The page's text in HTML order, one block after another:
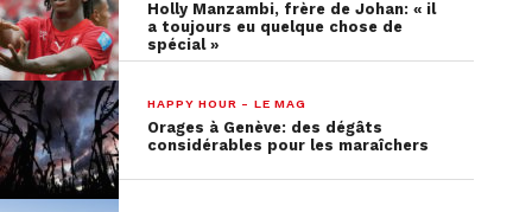
Holly Manzambi, frère de Johan: « il
a toujours eu quelque chose de
spécial »
HAPPY HOUR - LE MAG
Orages à Genève: des dégâts
considérables pour les maraîchers